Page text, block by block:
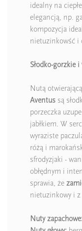
idealny na
elegancją, np.
kompozycja
nietuzinkowść i
Słodko-gorzkie
Nutą
Aventus są
porzeczka
jabłkiem. W
wyraziste
różą i
sfrodyzjaki -
obłędnym i
sprawia, że
nietuzinkowy i z
Nuty zapachowe: